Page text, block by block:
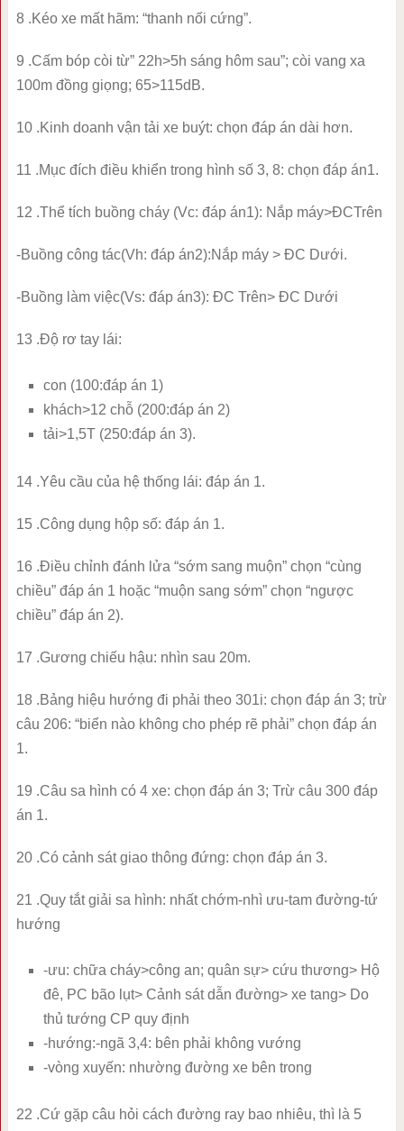
8 .Kéo xe mất hãm: “thanh nối cứng”.
9 .Cấm bóp còi từ” 22h>5h sáng hôm sau”; còi vang xa
100m đồng giọng; 65>115dB.
10 .Kinh doanh vận tải xe buýt: chọn đáp án dài hơn.
11 .Mục đích điều khiển trong hình số 3, 8: chọn đáp án1.
12 .Thể tích buồng cháy (Vc: đáp án1): Nắp máy>ĐCTrên
-Buồng công tác(Vh: đáp án2):Nắp máy > ĐC Dưới.
-Buồng làm việc(Vs: đáp án3): ĐC Trên> ĐC Dưới
13 .Độ rơ tay lái:
con (100:đáp án 1)
khách>12 chỗ (200:đáp án 2)
tải>1,5T (250:đáp án 3).
14 .Yêu cầu của hệ thống lái: đáp án 1.
15 .Công dụng hộp số: đáp án 1.
16 .Điều chỉnh đánh lửa “sớm sang muộn” chọn “cùng
chiều” đáp án 1 hoặc “muộn sang sớm” chọn “ngược
chiều” đáp án 2).
17 .Gương chiếu hậu: nhìn sau 20m.
18 .Bảng hiệu hướng đi phải theo 301i: chọn đáp án 3; trừ
câu 206: “biển nào không cho phép rẽ phải” chọn đáp án
1.
19 .Câu sa hình có 4 xe: chọn đáp án 3; Trừ câu 300 đáp
án 1.
20 .Có cảnh sát giao thông đứng: chọn đáp án 3.
21 .Quy tắt giải sa hình: nhất chớm-nhì ưu-tam đường-tứ
hướng
-ưu: chữa cháy>công an; quân sự> cứu thương> Hộ
đê, PC bão lụt> Cảnh sát dẫn đường> xe tang> Do
thủ tướng CP quy định
-hướng:-ngã 3,4: bên phải không vướng
-vòng xuyến: nhường đường xe bên trong
22 .Cứ gặp câu hỏi cách đường ray bao nhiêu, thì là 5